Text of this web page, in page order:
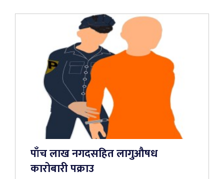
पाँच लाख नगदसहित लागुऔषध
कारोबारी पक्राउ